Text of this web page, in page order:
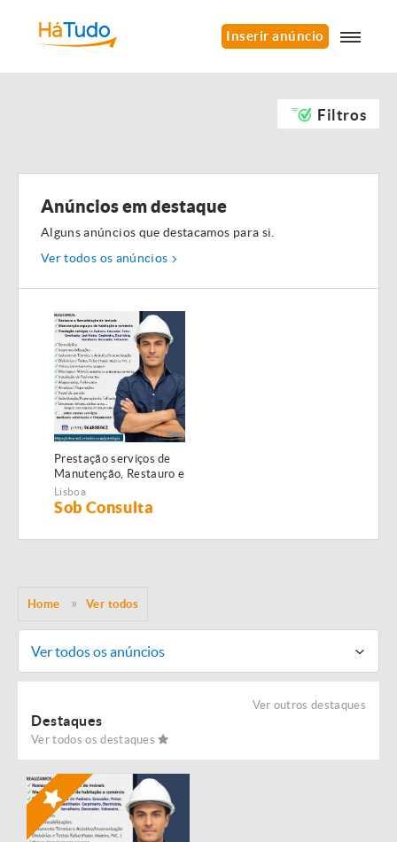
Inserir anúncio
Filtros
Anúncios em destaque
Alguns anúncios que destacamos para si.
Ver todos os anúncios
Prestação serviços de
Manutenção, Restauro e
Remodelação de
imóveis!
Lisboa
Sob Consulta
Home Ver todos
Ver todos os anúncios
Ver outros destaques
Destaques
Ver todos os destaques